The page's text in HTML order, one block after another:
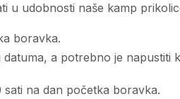
u udobnosti naše kamp
boravka.
a potrebno je napustiti
na dan početka boravka.